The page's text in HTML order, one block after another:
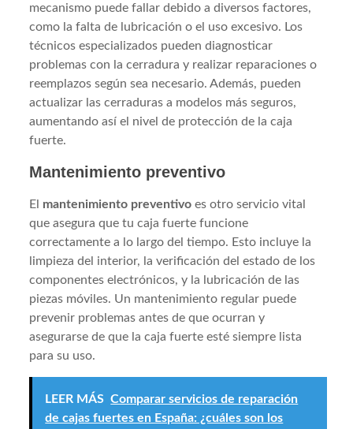
mecanismo puede fallar debido a diversos factores,
como la falta de lubricación o el uso excesivo. Los
técnicos especializados pueden diagnosticar
problemas con la cerradura y realizar reparaciones o
reemplazos según sea necesario. Además, pueden
actualizar las cerraduras a modelos más seguros,
aumentando así el nivel de protección de la caja
fuerte.
Mantenimiento preventivo
El mantenimiento preventivo es otro servicio vital
que asegura que tu caja fuerte funcione
correctamente a lo largo del tiempo. Esto incluye la
limpieza del interior, la verificación del estado de los
componentes electrónicos, y la lubricación de las
piezas móviles. Un mantenimiento regular puede
prevenir problemas antes de que ocurran y
asegurarse de que la caja fuerte esté siempre lista
para su uso.
LEER MÁS Comparar servicios de reparación
de cajas fuertes en España: ¿cuáles son los